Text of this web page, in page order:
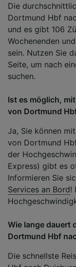
Die
Dortmund Hbf
und es gibt 106
Wochenenden
sein. Nutzen Sie
Seite, um nach
suchen.
Ist es möglich,
von Dortmund
Ja, Sie können
von Dortmund
der
Express) gibt es
Informieren Sie
Services an Bord!
Wie lange dauert
Dortmund Hbf
Die schnellste